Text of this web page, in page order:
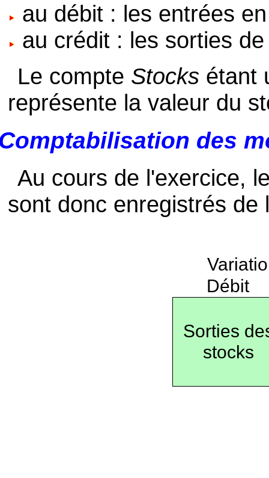
au débit : les entrées
au crédit : les sorties
Le compte Stocks étant
représente la valeur du
des
Au cours de l'exercice,
sont donc enregistrés de
Débit
Sorties
stocks